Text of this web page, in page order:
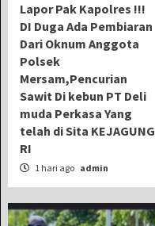
Lapor Pak Kapolres !!!
DI Duga Ada Pembiaran
Dari Oknum Anggota
Polsek
Mersam,Pencurian
Sawit Di kebun PT Deli
muda Perkasa Yang
telah di Sita KEJAGUNG
RI
1 hari ago admin